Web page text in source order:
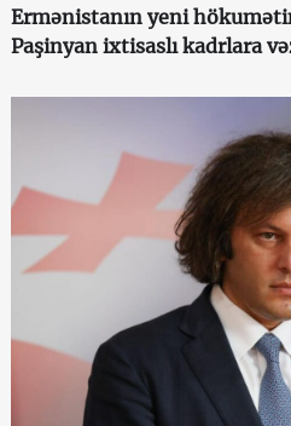
Ermənistanın yeni
Paşinyan ixtisaslı kadrlara